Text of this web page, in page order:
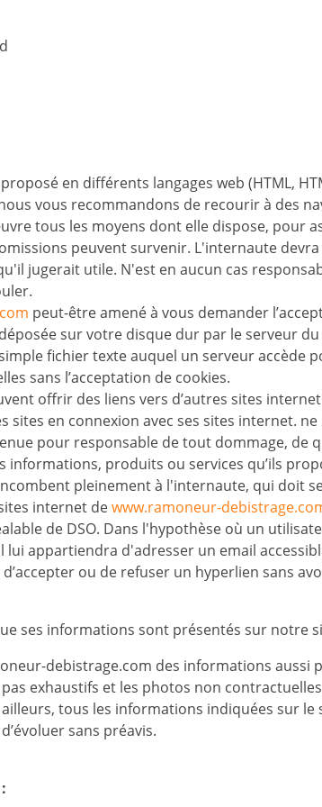
en différents langages web (HTML,
vous recommandons de recourir à des
tous les moyens dont elle dispose, pour
peuvent survenir. L'internaute
jugerait utile. N'est en aucun cas
peut-être amené à vous demander
sur votre disque dur par le serveur
fichier texte auquel un serveur accède
sans l’acceptation de cookies.
offrir des liens vers d’autres sites
en connexion avec ses sites internet.
pour responsable de tout dommage, de
produits ou services qu’ils
pleinement à l'internaute, qui doit
internet dewww.ramoneur-
de DSO. Dans l'hypothèse où un
lui appartiendra d'adresser un email
ou de refuser un hyperlien sans
ses informations sont présentés sur notre
debistrage.com des informations
exhaustifs et les photos non
tous les informations indiquées sur
sans préavis.